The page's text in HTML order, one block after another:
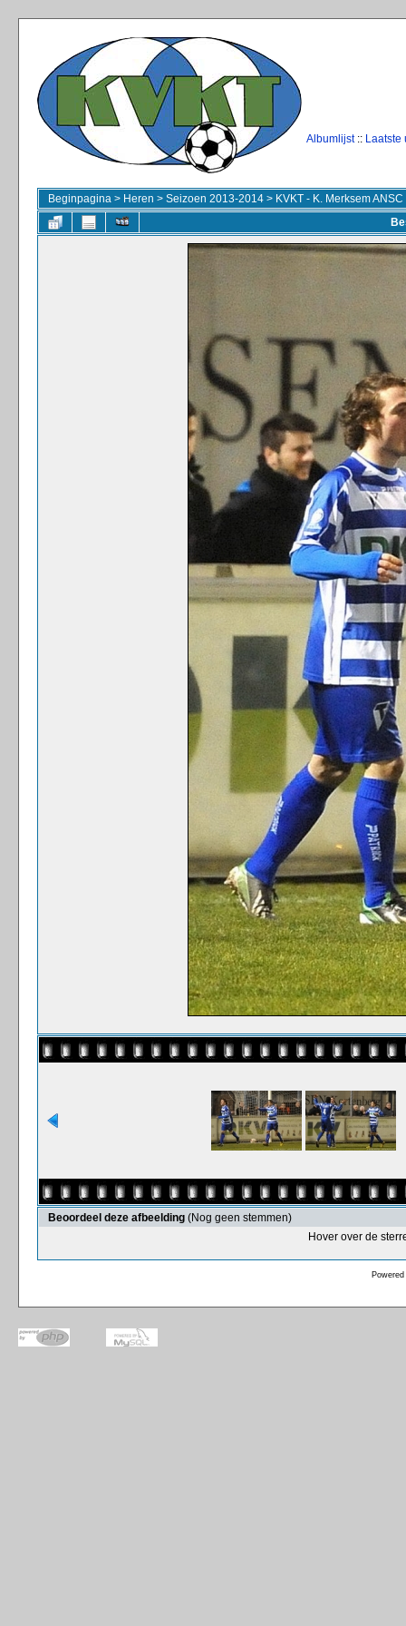
Albumlijst:: Laatste
Beginpagina > Heren > Seizoen 2013-2014 > KVKT - K. Merksem ANSC
Beoordeel deze afbeelding (Nog geen stemmen)
Hover over de